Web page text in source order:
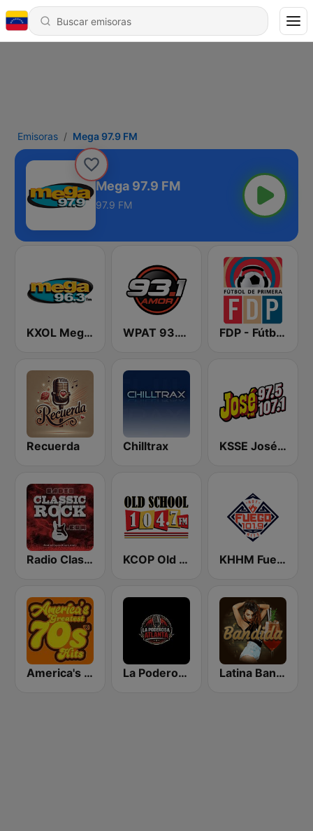
Emisoras Mega 97.9 FM
Mega 97.9 FM
97.9 FM
KXOL Mega 96.3 FM WPAT 93.1 Amor FM FDP - Fútbol de Primera
Recuerda Chilltrax KSSE José 97.5 y 107.1
Radio Classic Rock KCOP Old School 104.7 FM KHHM Fuego 101.9
America's Greatest 70s Hits La Poderosa Atlanta Latina Bandida!